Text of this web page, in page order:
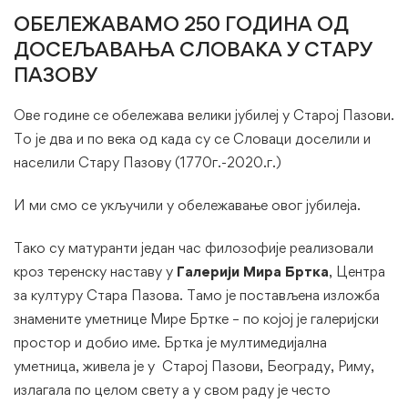
ОБЕЛЕЖАВАМО 250 ГОДИНА ОД
ДОСЕЉАВАЊА СЛОВАКА У СТАРУ
ПАЗОВУ
Ове године се обележава велики јубилеј у Старој Пазови.
То је два и по века од када су се Словаци доселили и
населили Стару Пазову (1770г.-2020.г.)
И ми смо се укључили у обележавање овог јубилеја.
Тако су матуранти један час филозофије реализовали
кроз теренску наставу у Галерији Мира Бртка, Центра
за културу Стара Пазова. Тамо је постављена изложба
знамените уметнице Мире Бртке – по којој је галеријски
простор и добио име. Бртка је мултимедијална
уметница, живела је у Старој Пазови, Београду, Риму,
излагала по целом свету а у свом раду је често